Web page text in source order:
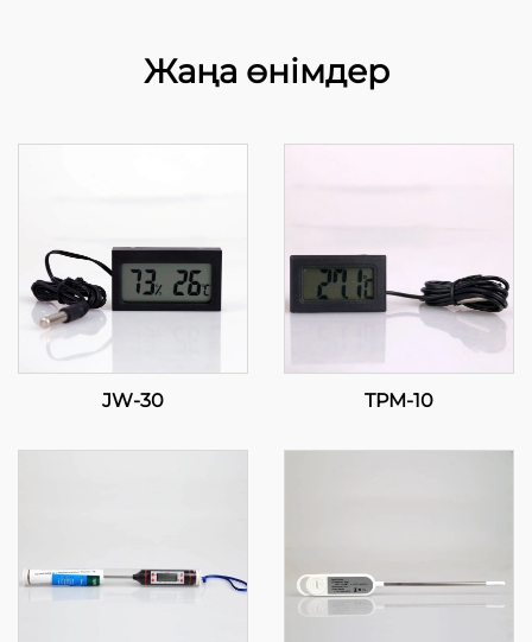
Жаңа өнімдер
JW-30 TPM-10